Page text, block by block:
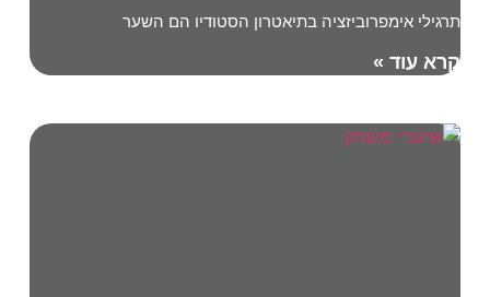
תרגילי אימפרוביזציה בתיאטרון הסטודיו הם השער
קרא עוד »